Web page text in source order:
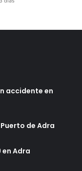
accidente en
de Adra
en Adra